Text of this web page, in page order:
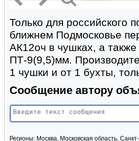
Только для российского
ближнем Подмосковье
АК12оч в чушках, а
ПТ-9(9,5)мм.
1 чушки и от 1 бухты,
Сообщение автору
Регионы: Москва, Московская область,